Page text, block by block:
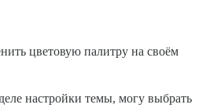
цветовую палитру на своём
настройки темы, могу выбрать